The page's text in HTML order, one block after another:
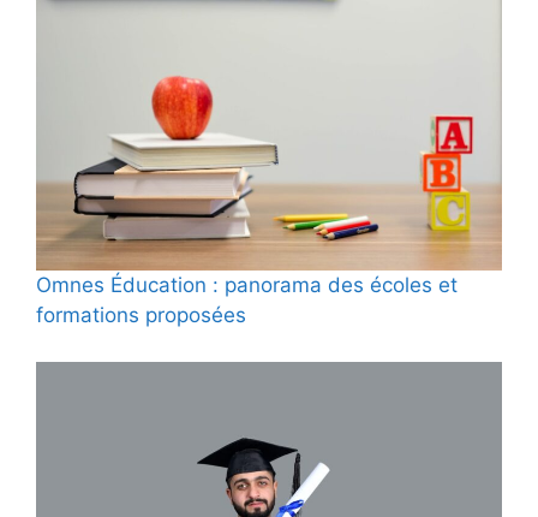
Omnes Éducation : panorama des écoles et
formations proposées